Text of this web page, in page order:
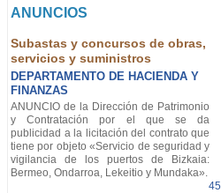
ANUNCIOS
Subastas y concursos de obras,
servicios y suministros
DEPARTAMENTO DE HACIENDA Y
FINANZAS
ANUNCIO de la Dirección de Patrimonio
y Contratación por el que se da
publicidad a la licitación del contrato que
tiene por objeto «Servicio de seguridad y
vigilancia de los puertos de Bizkaia:
Bermeo, Ondarroa, Lekeitio y Mundaka».
45